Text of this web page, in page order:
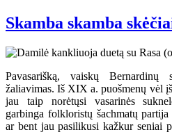
Skamba skamba
Pavasarišką, vaiskų
žaliavimas. Iš XIX a. puošmenų vėl
jau taip norėtųsi vasarinės
garbinga folkloristų šachmatų
ar bent jau pasilikusi kažkur seniai